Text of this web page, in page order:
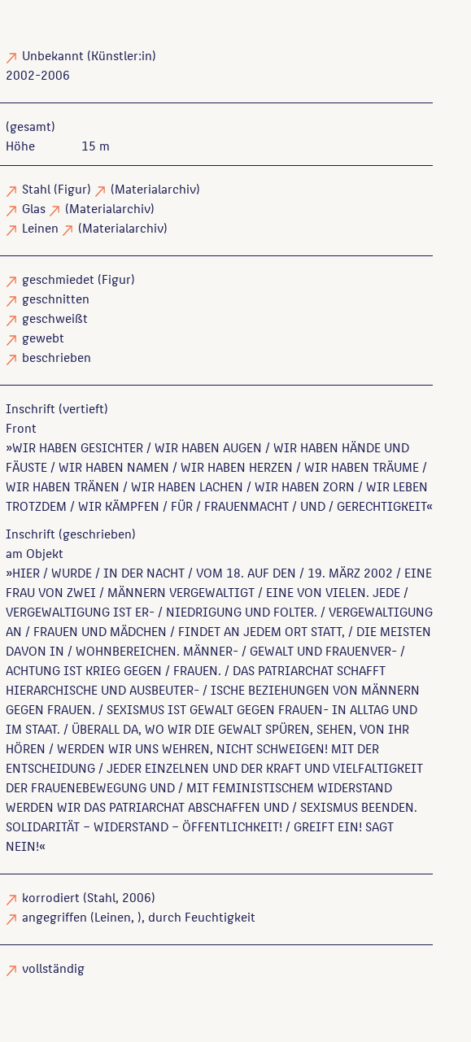
Unbekannt (Künstler:in)
2002-2006
(gesamt)
Höhe
15 m
Stahl(Figur)
(Materialarchiv)
Glas
(Materialarchiv)
Leinen
(Materialarchiv)
geschmiedet (Figur)
geschnitten
geschweißt
gewebt
beschrieben
Inschrift (vertieft)
Front
»WIR HABEN GESICHTER / WIR HABEN AUGEN / WIR HABEN HÄNDE UND
FÄUSTE / WIR HABEN NAMEN / WIR HABEN HERZEN / WIR HABEN TRÄUME /
WIR HABEN TRÄNEN / WIR HABEN LACHEN / WIR HABEN ZORN / WIR LEBEN
TROTZDEM / WIR KÄMPFEN / FÜR / FRAUENMACHT / UND / GERECHTIGKEIT«
Inschrift (geschrieben)
am Objekt
»HIER / WURDE / IN DER NACHT / VOM 18. AUF DEN / 19. MÄRZ 2002 / EINE
FRAU VON ZWEI / MÄNNERN VERGEWALTIGT / EINE VON VIELEN. JEDE /
VERGEWALTIGUNG IST ER- / NIEDRIGUNG UND FOLTER. / VERGEWALTIGUNG
AN / FRAUEN UND MÄDCHEN / FINDET AN JEDEM ORT STATT, / DIE MEISTEN
DAVON IN / WOHNBEREICHEN. MÄNNER- / GEWALT UND FRAUENVER- /
ACHTUNG IST KRIEG GEGEN / FRAUEN. / DAS PATRIARCHAT SCHAFFT
HIERARCHISCHE UND AUSBEUTER- / ISCHE BEZIEHUNGEN VON MÄNNERN
GEGEN FRAUEN. / SEXISMUS IST GEWALT GEGEN FRAUEN- IN ALLTAG UND
IM STAAT. / ÜBERALL DA, WO WIR DIE GEWALT SPÜREN, SEHEN, VON IHR
HÖREN / WERDEN WIR UNS WEHREN, NICHT SCHWEIGEN! MIT DER
ENTSCHEIDUNG / JEDER EINZELNEN UND DER KRAFT UND VIELFALTIGKEIT
DER FRAUENEBEWEGUNG UND / MIT FEMINISTISCHEM WIDERSTAND
WERDEN WIR DAS PATRIARCHAT ABSCHAFFEN UND / SEXISMUS BEENDEN.
SOLIDARITÄT – WIDERSTAND – ÖFFENTLICHKEIT! / GREIFT EIN! SAGT
NEIN!«
korrodiert (Stahl, 2006)
angegriffen (Leinen, ), durch Feuchtigkeit
vollständig